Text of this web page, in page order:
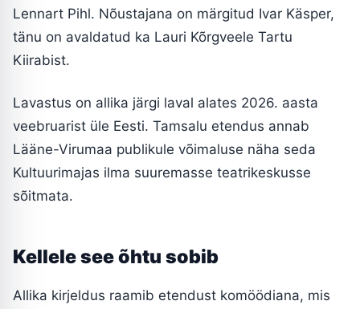
Lennart Pihl. Nõustajana on märgitud Ivar Käsper,
tänu on avaldatud ka Lauri Kõrgveele Tartu
Kiirabist.
Lavastus on allika järgi laval alates 2026. aasta
veebruarist üle Eesti. Tamsalu etendus annab
Lääne-Virumaa publikule võimaluse näha seda
Kultuurimajas ilma suuremasse teatrikeskusse
sõitmata.
Kellele see õhtu sobib
Allika kirjeldus raamib etendust komöödiana, mis